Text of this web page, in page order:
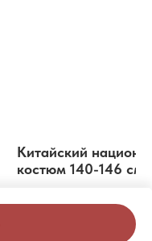
Китайский
костюм 140-146 см